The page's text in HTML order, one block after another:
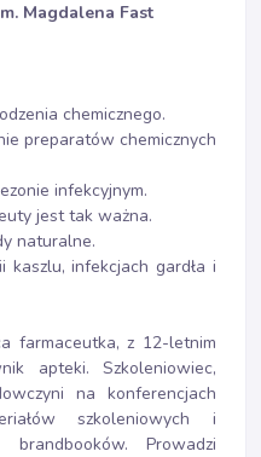
Magdalena Fast
chemicznego.
preparatów chemicznych
infekcyjnym.
jest tak ważna.
naturalne.
infekcjach gardła i
farmaceutka, z 12-letnim
apteki. Szkoleniowiec,
na konferencjach
szkoleniowych i
brandbooków. Prowadzi